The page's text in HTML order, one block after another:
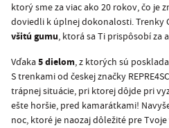
ktorý sme za viac ako 20 rokov, čo je
doviedli k úplnej dokonalosti. Trenky
všitú gumu, ktorá sa Ti prispôsobí za
Vďaka5 dielom, z ktorých sú
S trenkami od českej značky
trápnej situácie, pri ktorej dôjde pri
ešte horšie, pred kamarátkami!
noc, ktoré je naozaj dôležité pre